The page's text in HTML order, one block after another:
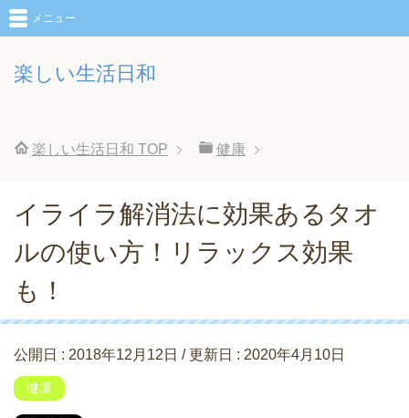
楽しい生活日和
メニュー
楽しい生活日和 TOP 健康
イライラ解消法に効果あるタオ
ルの使い方！リラックス効果
も！
公開日 : 2018年12月12日 / 更新日 : 2020年4月10日
健康